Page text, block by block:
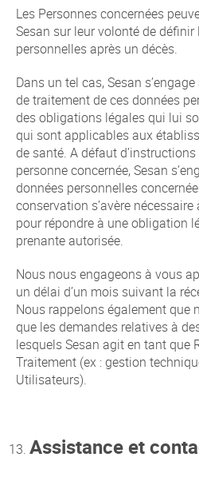
Les Personnes concernées
Sesan sur leur volonté de
personnelles après un décès.
Dans un tel cas, Sesan
de traitement de ces données
des obligations légales qui lui
qui sont applicables aux
de santé. A défaut
personne concernée, Sesan
données personnelles
conservation s’avère
pour répondre à une obligation
prenante autorisée.
Nous nous engageons à vous
un délai d’un mois suivant la
Nous rappelons également que
que les demandes relatives à
lesquels Sesan agit en tant que
Traitement (ex : gestion
Utilisateurs).
Assistance et